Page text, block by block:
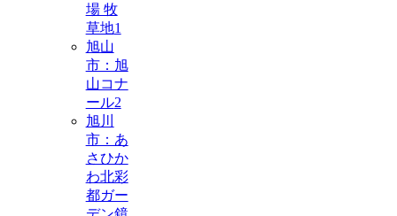
場 牧
草地1
旭山
市：旭
山コナ
ール2
旭川
市：あ
さひか
わ北彩
都ガー